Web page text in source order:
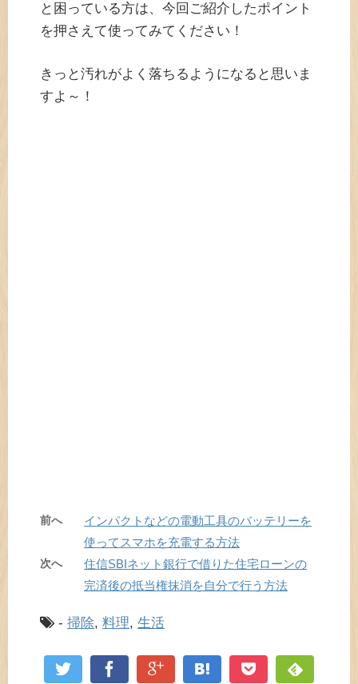
と困っている方は、今回ご紹介したポイント
を押さえて使ってみてください！
きっと汚れがよく落ちるようになると思いま
すよ～！
前へ
インパクトなどの電動工具のバッテリーを
使ってスマホを充電する方法
次へ
住信SBIネット銀行で借りた住宅ローンの
完済後の抵当権抹消を自分で行う方法
- 掃除, 料理, 生活